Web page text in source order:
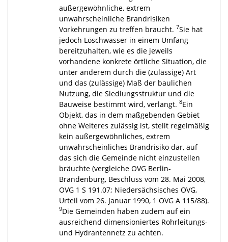
außergewöhnliche, extrem
unwahrscheinliche Brandrisiken
Vorkehrungen zu treffen braucht. 7Sie hat
jedoch Löschwasser in einem Umfang
bereitzuhalten, wie es die jeweils
vorhandene konkrete örtliche Situation, die
unter anderem durch die (zulässige) Art
und das (zulässige) Maß der baulichen
Nutzung, die Siedlungsstruktur und die
Bauweise bestimmt wird, verlangt. 8Ein
Objekt, das in dem maßgebenden Gebiet
ohne Weiteres zulässig ist, stellt regelmäßig
kein außergewöhnliches, extrem
unwahrscheinliches Brandrisiko dar, auf
das sich die Gemeinde nicht einzustellen
bräuchte (vergleiche OVG Berlin-
Brandenburg, Beschluss vom 28. Mai 2008,
OVG 1 S 191.07; Niedersächsisches OVG,
Urteil vom 26. Januar 1990, 1 OVG A 115/88).
9Die Gemeinden haben zudem auf ein
ausreichend dimensioniertes Rohrleitungs-
und Hydrantennetz zu achten.